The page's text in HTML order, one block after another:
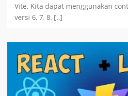
Vite. Kita dapat menggunakan
versi 6, 7, 8, [..]